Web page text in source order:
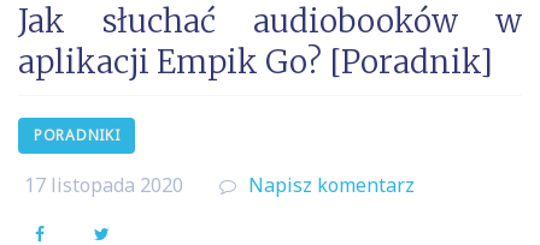
Jak słuchać audiobooków w
aplikacji Empik Go? [Poradnik]
PORADNIKI
17 listopada 2020 Napisz komentarz
Facebook